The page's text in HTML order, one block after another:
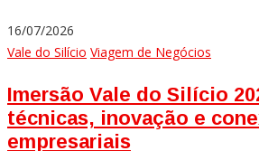
16/07/2026
Vale do Silício Viagem de Negócios
Imersão Vale do Silício
técnicas, inovação e
empresariais